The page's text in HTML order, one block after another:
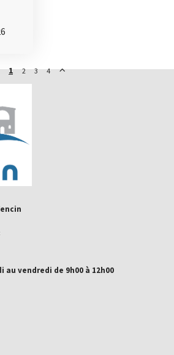
1page active
2 3 4 Suivant
vendredi de 9h00 à 12h00